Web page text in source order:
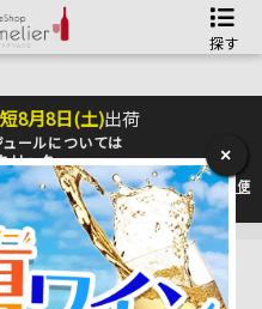
探す
8月8日(土)出荷
ールについては
リック
生じております。最新情報は佐川急便
下さい。
×